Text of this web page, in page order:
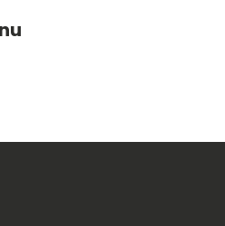
(nouvelle fenêtre)
Twitter (nouvelle fenêtre)
WhatsApp
par mail